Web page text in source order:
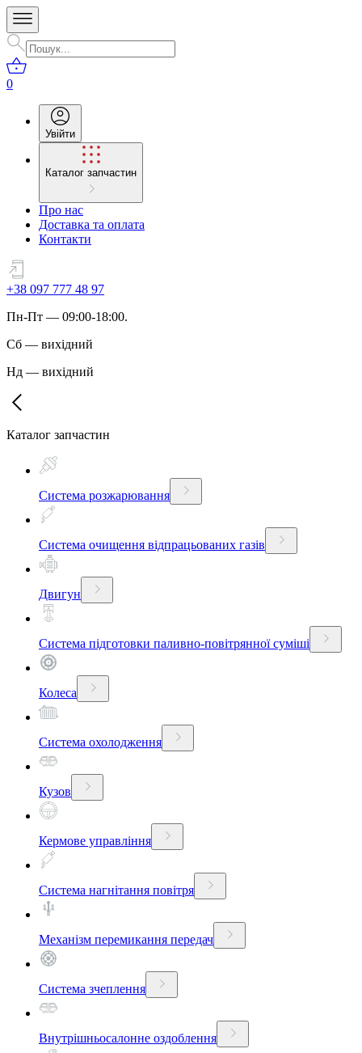
0
Увійти
Каталог запчастин
Про нас
Доставка та оплата
Контакти
+38 097 777 48 97
Пн-Пт — 09:00-18:00.
Сб — вихідний
Нд — вихідний
Каталог запчастин
Система розжарювання
Система очищення відпрацьованих газів
Двигун
Система підготовки паливно-повітрянної суміші
Колеса
Система охолодження
Кузов
Кермове управління
Система нагнітання повітря
Механізм перемикання передач
Система зчеплення
Внутрішньосалонне оздоблення